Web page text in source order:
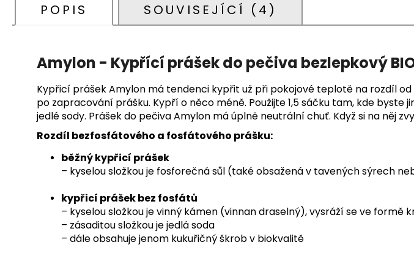
POPIS SOUVISEJÍCÍ (4)
Amylon - Kypřící prášek do pečiva bezlepkový
Kypřicí prášek Amylon má tendenci kypřit už při pokojové teplotě na rozdíl
po zapracování prášku. Kypří o něco méně. Použijte 1,5 sáčku tam, kde byste
jedlé sody. Prášek do pečiva Amylon má úplně neutrální chuť. Když si na něj
Rozdíl bezfosfátového a fosfátového prášku:
běžný kypřicí prášek
– kyselou složkou je fosforečná sůl (také obsažená v tavených sýrech
kypřicí prášek bez fosfátů
– kyselou složkou je vinný kámen (vinnan draselný), vysráží se ve formě
– zásaditou složkou je jedlá soda
– dále obsahuje jenom kukuřičný škrob v biokvalitě